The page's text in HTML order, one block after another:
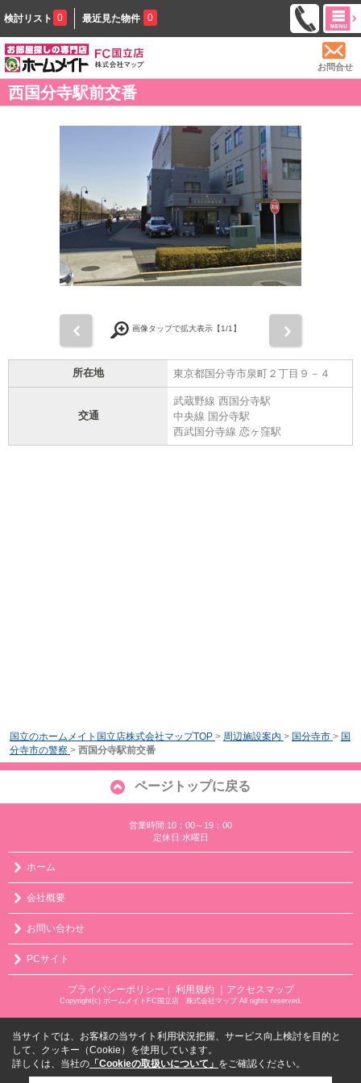
検討リスト 0 最近見た物件 0
お問合せ
西国分寺駅前交番
画像タップで拡大表示【1/1】
所在地 東京都国分寺市泉町２丁目９－４
交通
武蔵野線 西国分寺駅
中央線 国分寺駅
西武国分寺線 恋ヶ窪駅
国立のホームメイト国立店株式会社マップTOP > 周辺施設案内 > 国分寺市 > 国
分寺市の警察 > 西国分寺駅前交番
ページトップに戻る
営業時間:10：00～19：00
定休日:水曜日
ホーム
会社概要
お問い合わせ
PCサイト
プライバシーポリシー ｜ 利用規約 ｜アクセスマップ
Copyright(c) ホームメイトFC国立店 株式会社マップ All rights reserved.
当サイトでは、お客様の当サイト利用状況把握、サービス向上検討を目的と
して、クッキー（Cookie）を使用しています。
詳しくは、当社の 「Cookieの取扱いについて」 をご確認ください。